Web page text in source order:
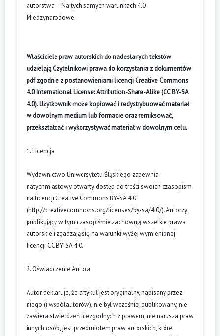
autorstwa – Na tych samych warunkach 4.0
Miedzynarodowe.
Właściciele praw autorskich do nadesłanych tekstów
udzielają Czytelnikowi prawa do korzystania z dokumentów
pdf zgodnie z postanowieniami licencji Creative Commons
4.0 International License: Attribution-Share-Alike (CC BY-SA
4.0). Użytkownik może kopiować i redystrybuować materiał
w dowolnym medium lub formacie oraz remiksować,
przekształcać i wykorzystywać materiał w dowolnym celu.
1. Licencja
Wydawnictwo Uniwersytetu Śląskiego zapewnia
natychmiastowy otwarty dostęp do treści swoich czasopism
na licencji Creative Commons BY-SA 4.0
(http://creativecommons.org/licenses/by-sa/4.0/). Autorzy
publikujący w tym czasopiśmie zachowują wszelkie prawa
autorskie i zgadzają się na warunki wyżej wymienionej
licencji CC BY-SA 4.0.
2. Oświadczenie Autora
Autor deklaruje, że artykuł jest oryginalny, napisany przez
niego (i współautorów), nie był wcześniej publikowany, nie
zawiera stwierdzeń niezgodnych z prawem, nie narusza praw
innych osób, jest przedmiotem praw autorskich, które